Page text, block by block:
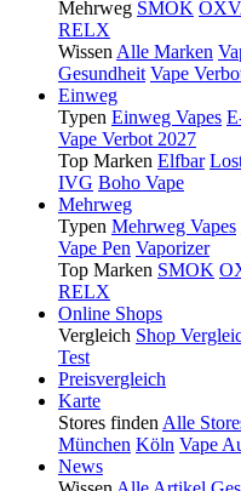
Mehrweg SMOK
RELX
Wissen Alle Marken
Gesundheit Vape
Einweg
Typen Einweg Vapes
Vape Verbot 2027
Top Marken Elfbar
IVG Boho Vape
Mehrweg
Typen Mehrweg Vapes
Vape Pen Vaporizer
Top Marken SMOK
RELX
Online Shops
Vergleich Shop
Test
Preisvergleich
Karte
Stores finden Alle
München Köln Vape
News